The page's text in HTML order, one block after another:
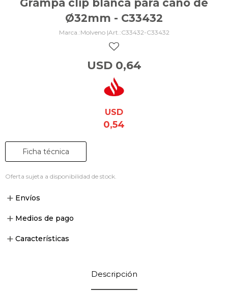
Grampa clip blanca para caño de
Ø32mm - C33432
Molveno | C33432-C33432
USD 0,64
USD
0,54
Ficha técnica
Oferta sujeta a disponibilidad de stock.
Envíos
Medios de pago
Características
Descripción